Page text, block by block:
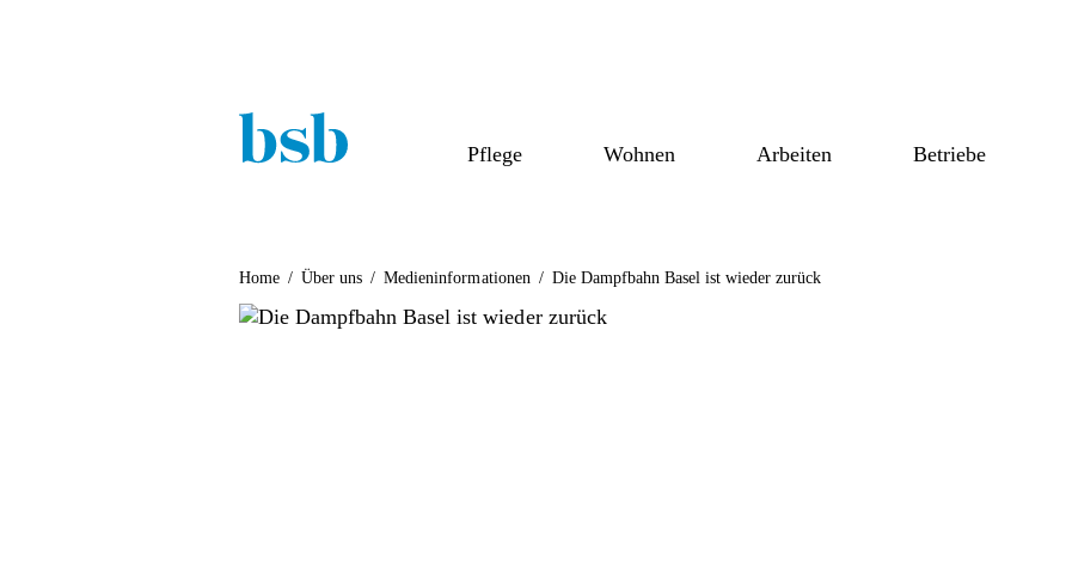
Pflege Wohnen Arbeiten Betriebe
Home / Über uns / Medieninformationen / Die Dampfbahn Basel ist wieder zurück